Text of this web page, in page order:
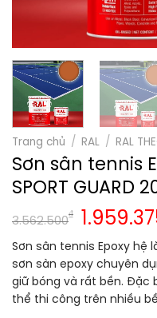
Trang chủ / RAL / RAL
Sơn sân tennis
SPORT GUARD
3.562.500
₫
Sơn sân tennis Epoxy hệ
sơn sàn epoxy chuyên
giữ bóng và rất bền. Đặc
thể thi công trên nhiều